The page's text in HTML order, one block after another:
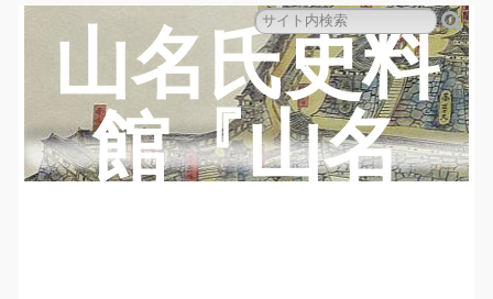
山名氏史料
館『山名